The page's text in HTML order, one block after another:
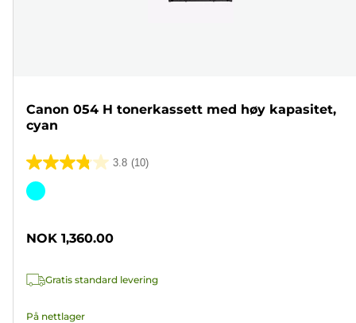
Canon 054 H tonerkassett med høy kapasitet,
cyan
3.8 (10)
3.8
av
10
Fargekassett
NOK 1,360.00
Gratis standard levering
På nettlager